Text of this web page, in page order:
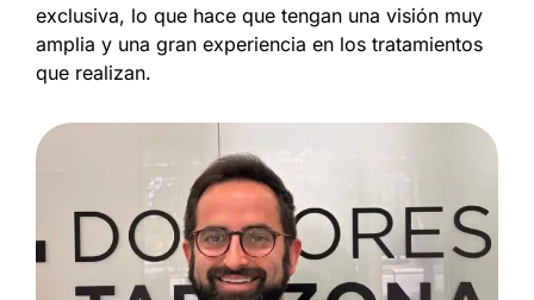
exclusiva, lo que hace que tengan una visión muy
amplia y una gran experiencia en los tratamientos
que realizan.